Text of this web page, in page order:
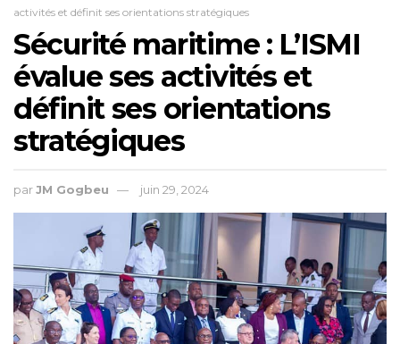
activités et définit ses orientations stratégiques
Sécurité maritime : L’ISMI
évalue ses activités et
définit ses orientations
stratégiques
parJM Gogbeu juin 29, 2024